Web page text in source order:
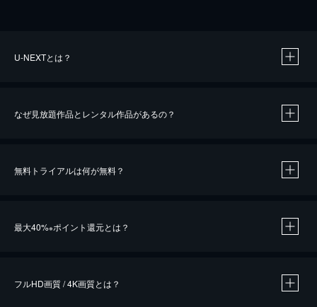
U-NEXTとは？
なぜ見放題作品とレンタル作品があるの？
無料トライアルは何が無料？
最大40%※ポイント還元とは？
フルHD画質 / 4K画質とは？